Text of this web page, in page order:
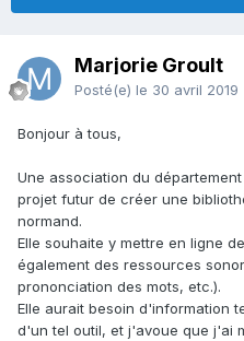
Marjorie Groult
Posté(e) le 30 avril 2019
Bonjour à tous,
Une association du
projet futur de créer une
normand.
Elle souhaite y mettre en ligne
également des ressources
prononciation des mots, etc.).
Elle aurait besoin d'information
d'un tel outil, et j'avoue que j'ai